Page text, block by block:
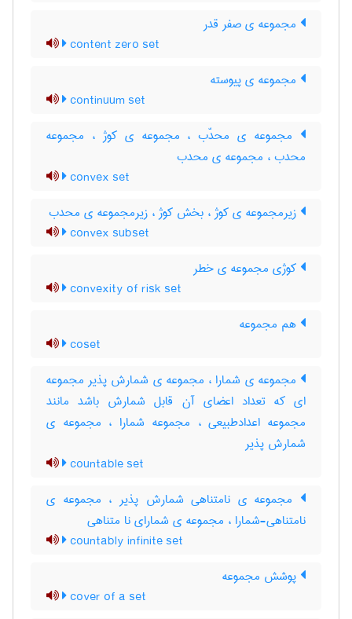
مجموعه ی صفر قدر
content zero set
مجموعه ی پیوسته
continuum set
مجموعه ی محدّب ، مجموعه ی کوژ ، مجموعه
محدب ، مجموعه ی محدب
convex set
زیرمجموعه ی کوژ ، بخش کوژ ، زیرمجموعه ی محدب
convex subset
کوژی مجموعه ی خطر
convexity of risk set
هم مجموعه
coset
مجموعه ی شمارا ، مجموعه ی شمارش پذیر مجموعه
ای که تعداد اعضای آن قابل شمارش باشد مانند
مجموعه اعدادطبیعی ، مجموعه شمارا ، مجموعه ی
شمارش پذیر
countable set
مجموعه ی نامتناهی شمارش پذیر ، مجموعه ی
نامتناهی-شمارا ، مجموعه ی شمارای نا متناهی
countably infinite set
پوشش مجموعه
cover of a set